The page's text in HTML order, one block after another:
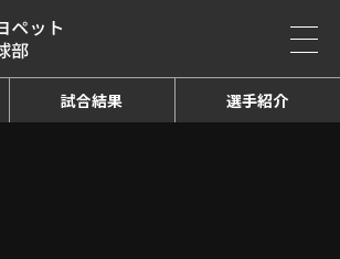
試合結果 選手紹介
HOME お知らせ詳細